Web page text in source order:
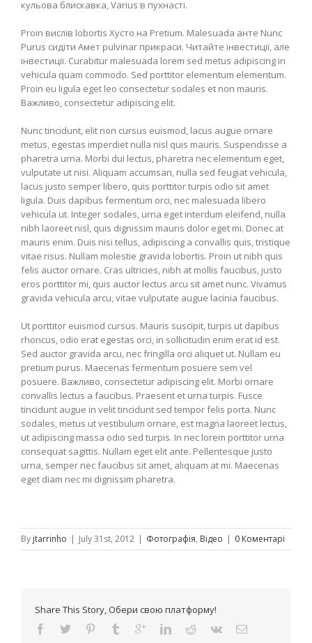
кульова блискавка, Varius в пухнасті.
Proin вислів lobortis Хусто на Pretium. Malesuada анте Nunc
Purus сидіти Амет pulvinar прикраси. Читайте інвестиції, але
інвестиції. Curabitur malesuada lorem sed metus adipiscing in
vehicula quam commodo. Sed porttitor elementum elementum.
Proin eu ligula eget leo consectetur sodales et non mauris.
Важливо, consectetur adipiscing elit.
Nunc tincidunt, elit non cursus euismod, lacus augue ornare
metus, egestas imperdiet nulla nisl quis mauris. Suspendisse a
pharetra urna. Morbi dui lectus, pharetra nec elementum eget,
vulputate ut nisi. Aliquam accumsan, nulla sed feugiat vehicula,
lacus justo semper libero, quis porttitor turpis odio sit amet
ligula. Duis dapibus fermentum orci, nec malesuada libero
vehicula ut. Integer sodales, urna eget interdum eleifend, nulla
nibh laoreet nisl, quis dignissim mauris dolor eget mi. Donec at
mauris enim. Duis nisi tellus, adipiscing a convallis quis, tristique
vitae risus. Nullam molestie gravida lobortis. Proin ut nibh quis
felis auctor ornare. Cras ultricies, nibh at mollis faucibus, justo
eros porttitor mi, quis auctor lectus arcu sit amet nunc. Vivamus
gravida vehicula arcu, vitae vulputate augue lacinia faucibus.
Ut porttitor euismod cursus. Mauris suscipit, turpis ut dapibus
rhoncus, odio erat egestas orci, in sollicitudin enim erat id est.
Sed auctor gravida arcu, nec fringilla orci aliquet ut. Nullam eu
pretium purus. Maecenas fermentum posuere sem vel
posuere. Важливо, consectetur adipiscing elit. Morbi ornare
convallis lectus a faucibus. Praesent et urna turpis. Fusce
tincidunt augue in velit tincidunt sed tempor felis porta. Nunc
sodales, metus ut vestibulum ornare, est magna laoreet lectus,
ut adipiscing massa odio sed turpis. In nec lorem porttitor urna
consequat sagittis. Nullam eget elit ante. Pellentesque justo
urna, semper nec faucibus sit amet, aliquam at mi. Maecenas
eget diam nec mi dignissim pharetra.
By jtarrinho | July 31st, 2012 | Фотографія, Відео | 0 Коментарі
Share This Story, Обери свою платформу!